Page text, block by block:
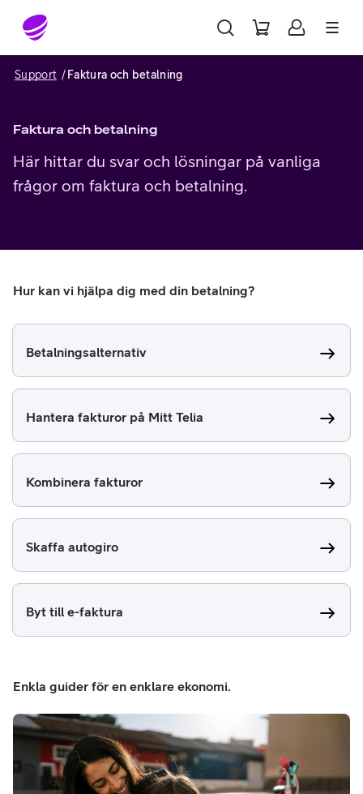
Gå till sidans innehåll
Support Faktura och betalning
Faktura och betalning
Här hittar du svar och lösningar på vanliga
frågor om faktura och betalning.
Hur kan vi hjälpa dig med din betalning?
Betalningsalternativ
Hantera fakturor på Mitt Telia
Kombinera fakturor
Skaffa autogiro
Byt till e-faktura
Enkla guider för en enklare ekonomi.